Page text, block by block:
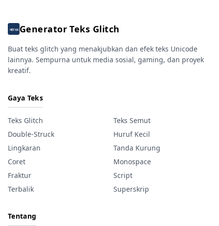
Generator Teks Glitch
Buat teks glitch yang menakjubkan dan efek teks Unicode
lainnya. Sempurna untuk media sosial, gaming, dan proyek
kreatif.
Gaya Teks
Teks Glitch
Teks Semut
Double-Struck
Huruf Kecil
Lingkaran
Tanda Kurung
Coret
Monospace
Fraktur
Script
Terbalik
Superskrip
Tentang